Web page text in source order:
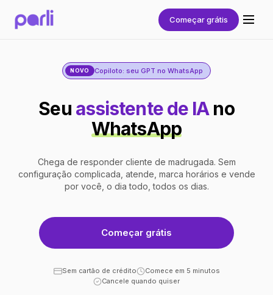
Começar grátis
NOVO Copiloto: seu GPT no WhatsApp
Seu assistente de IAno
WhatsApp
Chega de responder cliente de madrugada. Sem
configuração complicada, atende, marca horários e vende
por você, o dia todo, todos os dias.
Começar grátis
Sem cartão de crédito
Comece em 5 minutos
Cancele quando quiser